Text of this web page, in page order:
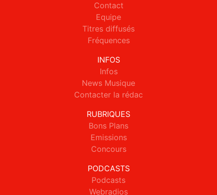
Contact
Equipe
Titres diffusés
Fréquences
INFOS
Infos
News Musique
Contacter la rédac
RUBRIQUES
Bons Plans
Emissions
Concours
PODCASTS
Podcasts
Webradios